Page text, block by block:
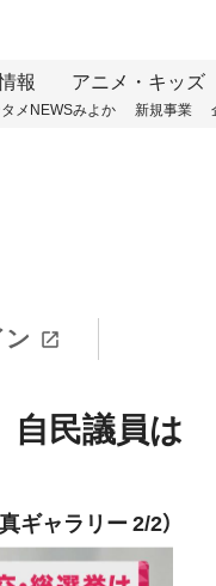
報 アニメ・キッズ
メNEWSみよか 新規事業
ン
自民議員は
真ギャラリー 2/2）